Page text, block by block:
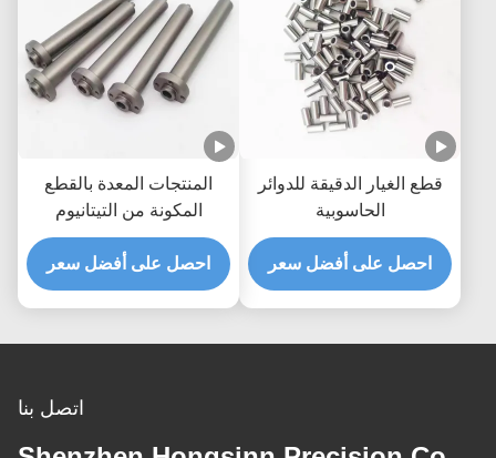
قطع الغيار الدقيقة للدوائر
الحاسوبية
احصل على أفضل سعر
المنتجات المعدة بالقطع
المكونة من التيتانيوم
البلاستيك
احصل على أفضل سعر
اتصل بنا